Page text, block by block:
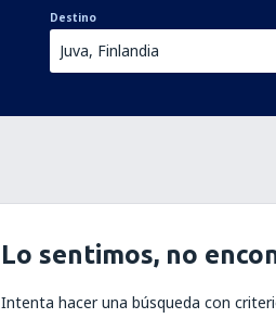
Destino
Lo sentimos, no
Intenta hacer una búsqueda con